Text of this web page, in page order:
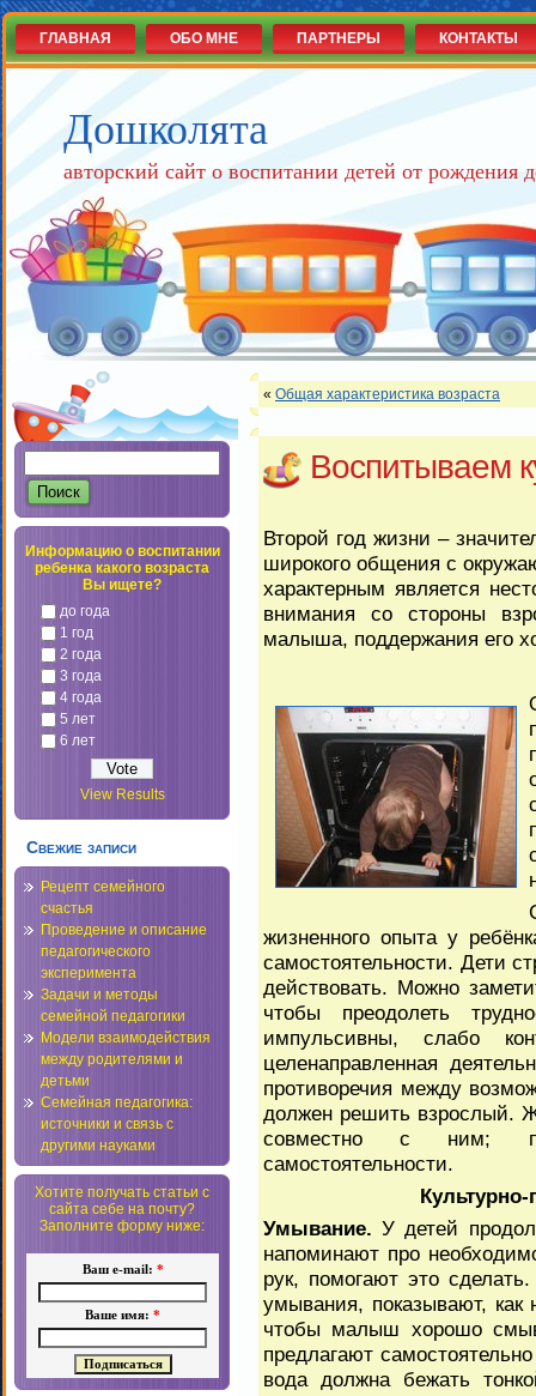
Дошколята
авторский сайт о воспитании детей от рождения
ГЛАВНАЯ ОБО МНЕ ПАРТНЕРЫ КОНТАКТЫ
Информацию о воспитании
ребенка какого возраста
Вы ищете?
до года
1 год
2 года
3 года
4 года
5 лет
6 лет
View Results
Свежие записи
Рецепт семейного
счастья
Проведение и описание
педагогического
эксперимента
Задачи и методы
семейной педагогики
Модели взаимодействия
между родителями и
детьми
Семейная педагогика:
источники и связь с
другими науками
Хотите получать статьи с
сайта себе на почту?
Заполните форму ниже:
Ваш e-mail: *
Ваше имя: *
« Общая характеристика возраста
Воспитываем
Второй год жизни –
широкого общения с
характерным является
внимания со стороны
малыша, поддержания его
жизненного опыта у
самостоятельности. Дети
действовать. Можно
чтобы преодолеть
импульсивны, слабо
целенаправленная
противоречия между
должен решить взрослый.
совместно с ним;
самостоятельности.
Умывание. У детей
напоминают про
рук, помогают это
умывания, показывают,
чтобы малыш хорошо
предлагают
вода должна бежать